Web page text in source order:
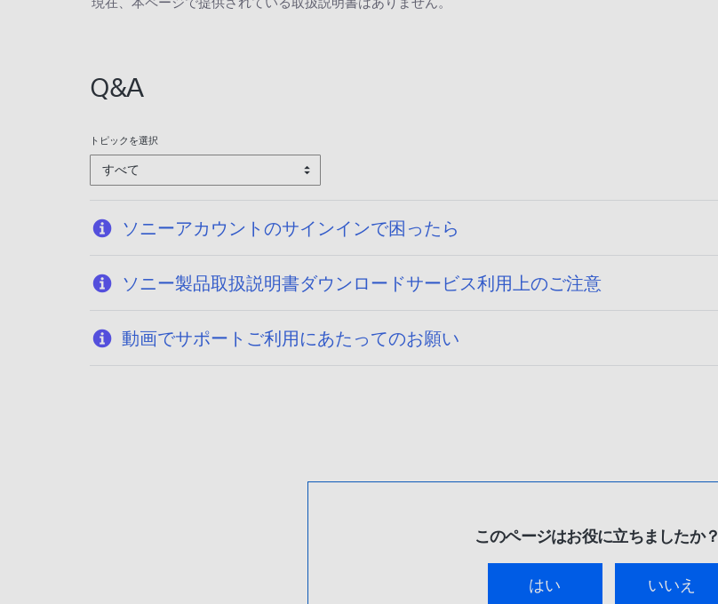
Q&A
トピックを選択
すべて
ソニーアカウントのサインインで困ったら
ソニー製品取扱説明書ダウンロードサービス利用上のご注意
動画でサポートご利用にあたってのお願い
このページはお役に立ちましたか？
はい いいえ